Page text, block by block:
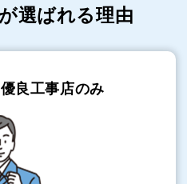
選ばれる理由
優良工事店のみ